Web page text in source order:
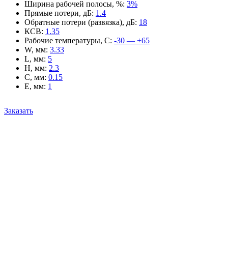
Ширина рабочей полосы, %: 3%
Прямые потери, дБ: 1.4
Обратные потери (развязка), дБ: 18
КСВ: 1.35
Рабочие температуры, С: -30 — +65
W, мм: 3.33
L, мм: 5
H, мм: 2.3
C, мм: 0.15
E, мм: 1
Заказать